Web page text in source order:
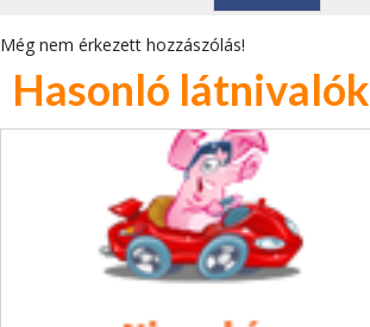
Még nem érkezett hozzászólás!
Hasonló látnivalók